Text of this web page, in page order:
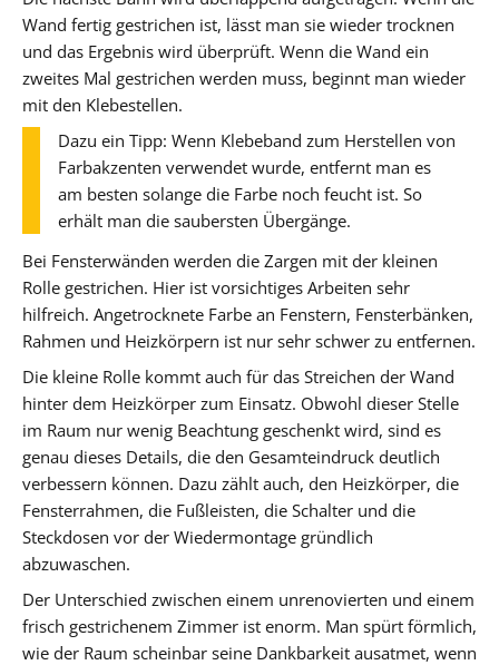
Wand fertig gestrichen ist, lässt man sie wieder trocknen
und das Ergebnis wird überprüft. Wenn die Wand ein
zweites Mal gestrichen werden muss, beginnt man wieder
mit den Klebestellen.
Dazu ein Tipp: Wenn Klebeband zum Herstellen von
Farbakzenten verwendet wurde, entfernt man es
am besten solange die Farbe noch feucht ist. So
erhält man die saubersten Übergänge.
Bei Fensterwänden werden die Zargen mit der kleinen
Rolle gestrichen. Hier ist vorsichtiges Arbeiten sehr
hilfreich. Angetrocknete Farbe an Fenstern, Fensterbänken,
Rahmen und Heizkörpern ist nur sehr schwer zu entfernen.
Die kleine Rolle kommt auch für das Streichen der Wand
hinter dem Heizkörper zum Einsatz. Obwohl dieser Stelle
im Raum nur wenig Beachtung geschenkt wird, sind es
genau dieses Details, die den Gesamteindruck deutlich
verbessern können. Dazu zählt auch, den Heizkörper, die
Fensterrahmen, die Fußleisten, die Schalter und die
Steckdosen vor der Wiedermontage gründlich
abzuwaschen.
Der Unterschied zwischen einem unrenovierten und einem
frisch gestrichenem Zimmer ist enorm. Man spürt förmlich,
wie der Raum scheinbar seine Dankbarkeit ausatmet, wenn